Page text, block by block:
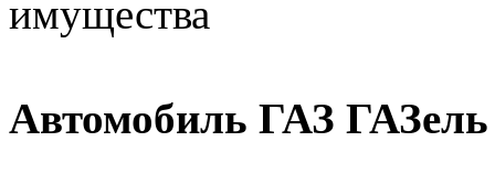
имущества
Автомобиль ГАЗ ГАЗель